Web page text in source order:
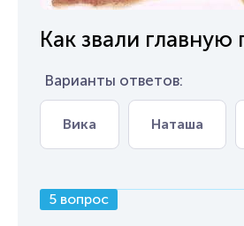
Как звали
Варианты ответов:
Вика Наташа
5 вопрос